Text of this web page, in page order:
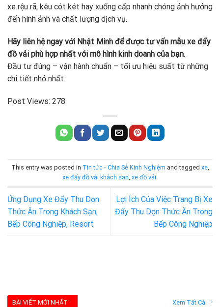
xe rệu rã, kêu cót két hay xuống cấp nhanh chóng ảnh hưởng
đến hình ảnh và chất lượng dịch vụ.
Hãy liên hệ ngay với Nhật Minh để được tư vấn mẫu xe đẩy
đồ vải phù hợp nhất với mô hình kinh doanh của bạn.
Đầu tư đúng – vận hành chuẩn – tối ưu hiệu suất từ những
chi tiết nhỏ nhất.
Post Views: 278
This entry was posted in Tin tức - Chia Sẻ Kinh Nghiệm and tagged xe,
xe đẩy đồ vải khách sạn, xe đồ vải.
Ứng Dụng Xe Đẩy Thu Dọn
Thức Ăn Trong Khách Sạn,
Bếp Công Nghiệp, Resort
Lợi Ích Của Việc Trang Bị Xe
Đẩy Thu Dọn Thức Ăn Trong
Bếp Công Nghiệp
BÀI VIẾT MỚI NHẤT Xem Tất Cả